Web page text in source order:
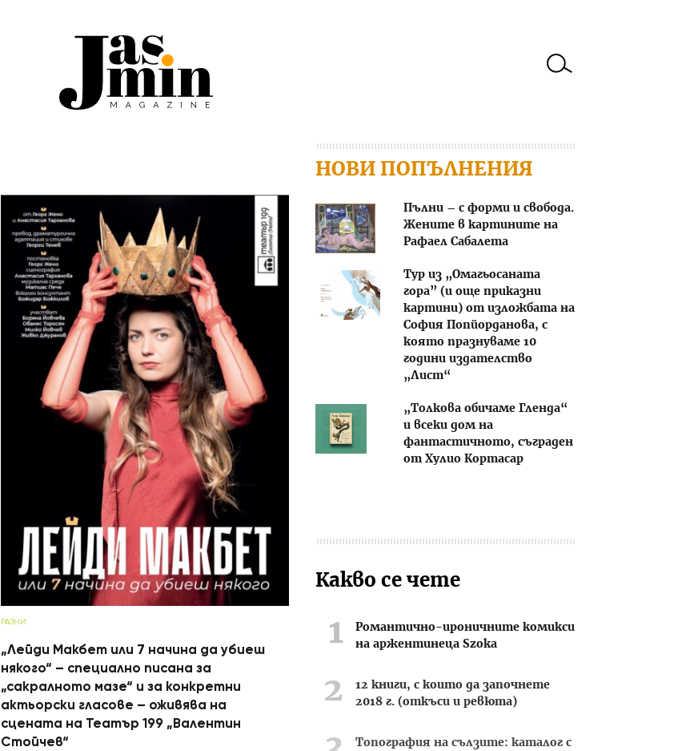
РАЗНИ
„Лейди Макбет или 7 начина да убиеш
някого“ – специално писана за
„сакралното мазе“ и за конкретни
актьорски гласове – оживява на
сцената на Театър 199 „Валентин
Стойчев“
НОВИ ПОПЪЛНЕНИЯ
Пълни – с форми и свобода.
Жените в картините на
Рафаел Сабалета
Тур из „Омагьосаната
гора” (и още приказни
картини) от изложбата на
София Попйорданова, с
която празнуваме 10
години издателство
„Лист“
„Толкова обичаме Гленда“
и всеки дом на
фантастичното, съграден
от Хулио Кортасар
Какво се чете
Романтично-ироничните комикси
на аржентинеца Szoka
12 книги, с които да започнете
2018 г. (откъси и ревюта)
Топография на сълзите: каталог с